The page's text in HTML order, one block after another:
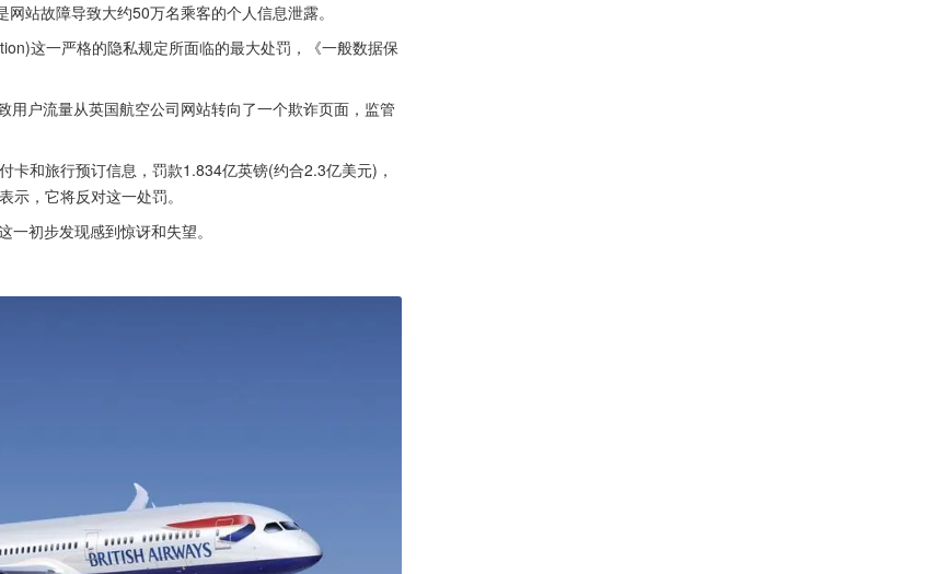
站故障导致大约50万名乘客的个人信息泄露。
这一严格的隐私规定所面临的最大处罚，《一般数据保
户流量从英国航空公司网站转向了一个欺诈页面，监管
和旅行预订信息，罚款1.834亿英镑(约合2.3亿美元)，
，它将反对这一处罚。
一初步发现感到惊讶和失望。